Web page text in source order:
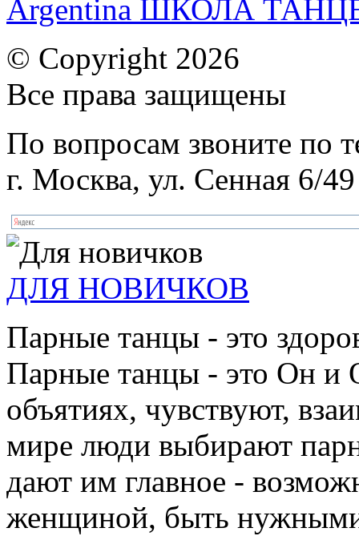
Argentina ШКОЛА
© Copyright 2026
Все права защищены
По вопросам звоните по
г. Москва, ул. Сенная 6/49
ДЛЯ НОВИЧКОВ
Парные танцы - это
Парные танцы - это Он и
объятиях, чувствуют,
мире люди выбирают
дают им главное -
женщиной, быть нужными